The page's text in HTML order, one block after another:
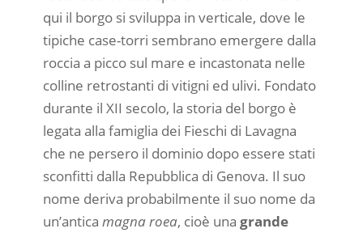
qui il borgo si sviluppa in verticale, dove le
tipiche case-torri sembrano emergere dalla
roccia a picco sul mare e incastonata nelle
colline retrostanti di vitigni ed ulivi. Fondato
durante il XII secolo, la storia del borgo è
legata alla famiglia dei Fieschi di Lavagna
che ne persero il dominio dopo essere stati
sconfitti dalla Repubblica di Genova. Il suo
nome deriva probabilmente il suo nome da
un’antica magna roea, cioè una grande